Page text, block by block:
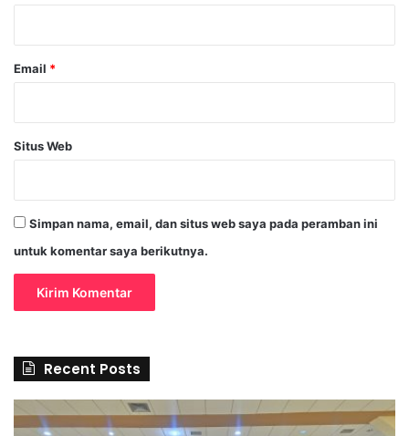
Email *
Situs Web
Simpan nama, email, dan situs web saya pada peramban ini
untuk komentar saya berikutnya.
Recent Posts